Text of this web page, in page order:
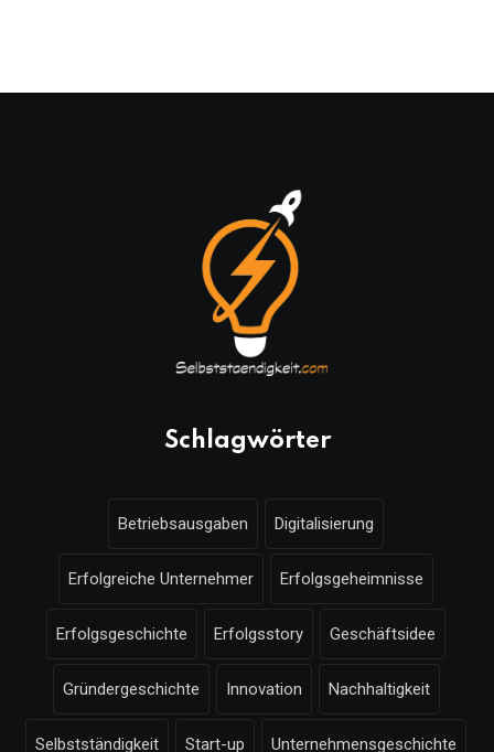
Schlagwörter
Betriebsausgaben Digitalisierung
Erfolgreiche Unternehmer Erfolgsgeheimnisse
Erfolgsgeschichte Erfolgsstory Geschäftsidee
Gründergeschichte Innovation Nachhaltigkeit
Selbstständigkeit Start-up Unternehmensgeschichte